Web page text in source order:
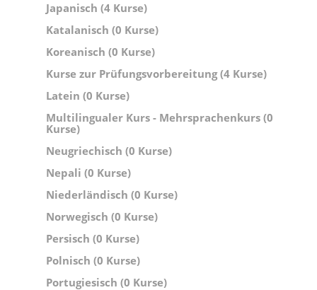
Japanisch (4 Kurse)
Katalanisch (0 Kurse)
Koreanisch (0 Kurse)
Kurse zur Prüfungsvorbereitung (4 Kurse)
Latein (0 Kurse)
Multilingualer Kurs - Mehrsprachenkurs (0
Kurse)
Neugriechisch (0 Kurse)
Nepali (0 Kurse)
Niederländisch (0 Kurse)
Norwegisch (0 Kurse)
Persisch (0 Kurse)
Polnisch (0 Kurse)
Portugiesisch (0 Kurse)